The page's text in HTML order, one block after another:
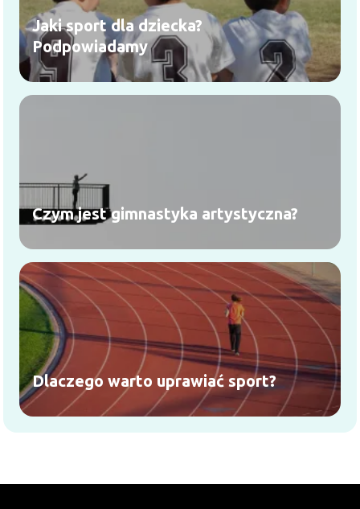
Jaki sport dla dziecka?
Podpowiadamy
Czym jest gimnastyka artystyczna?
Dlaczego warto uprawiać sport?